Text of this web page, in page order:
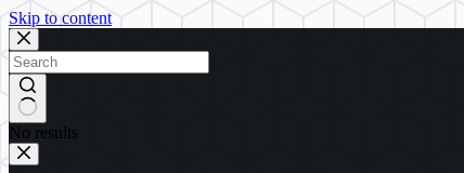
Skip to content
No results